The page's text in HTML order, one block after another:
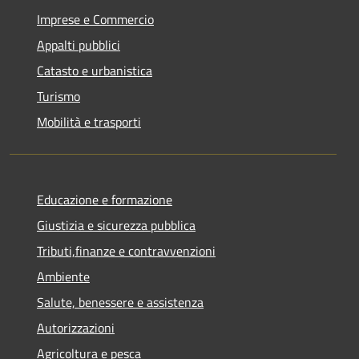
Imprese e Commercio
Appalti pubblici
Catasto e urbanistica
Turismo
Mobilità e trasporti
Educazione e formazione
Giustizia e sicurezza pubblica
Tributi,finanze e contravvenzioni
Ambiente
Salute, benessere e assistenza
Autorizzazioni
Agricoltura e pesca